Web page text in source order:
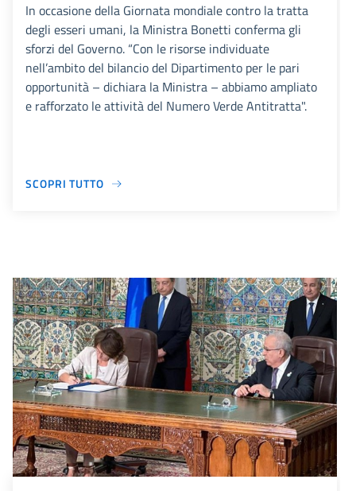
In occasione della Giornata mondiale contro la tratta
degli esseri umani, la Ministra Bonetti conferma gli
sforzi del Governo. “Con le risorse individuate
nell’ambito del bilancio del Dipartimento per le pari
opportunità – dichiara la Ministra – abbiamo ampliato
e rafforzato le attività del Numero Verde Antitratta".
SCOPRI TUTTO